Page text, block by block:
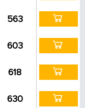
563
603
618
630